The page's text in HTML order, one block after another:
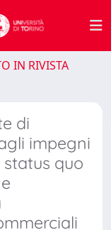
IN RIVISTA
di
impegni
status quo